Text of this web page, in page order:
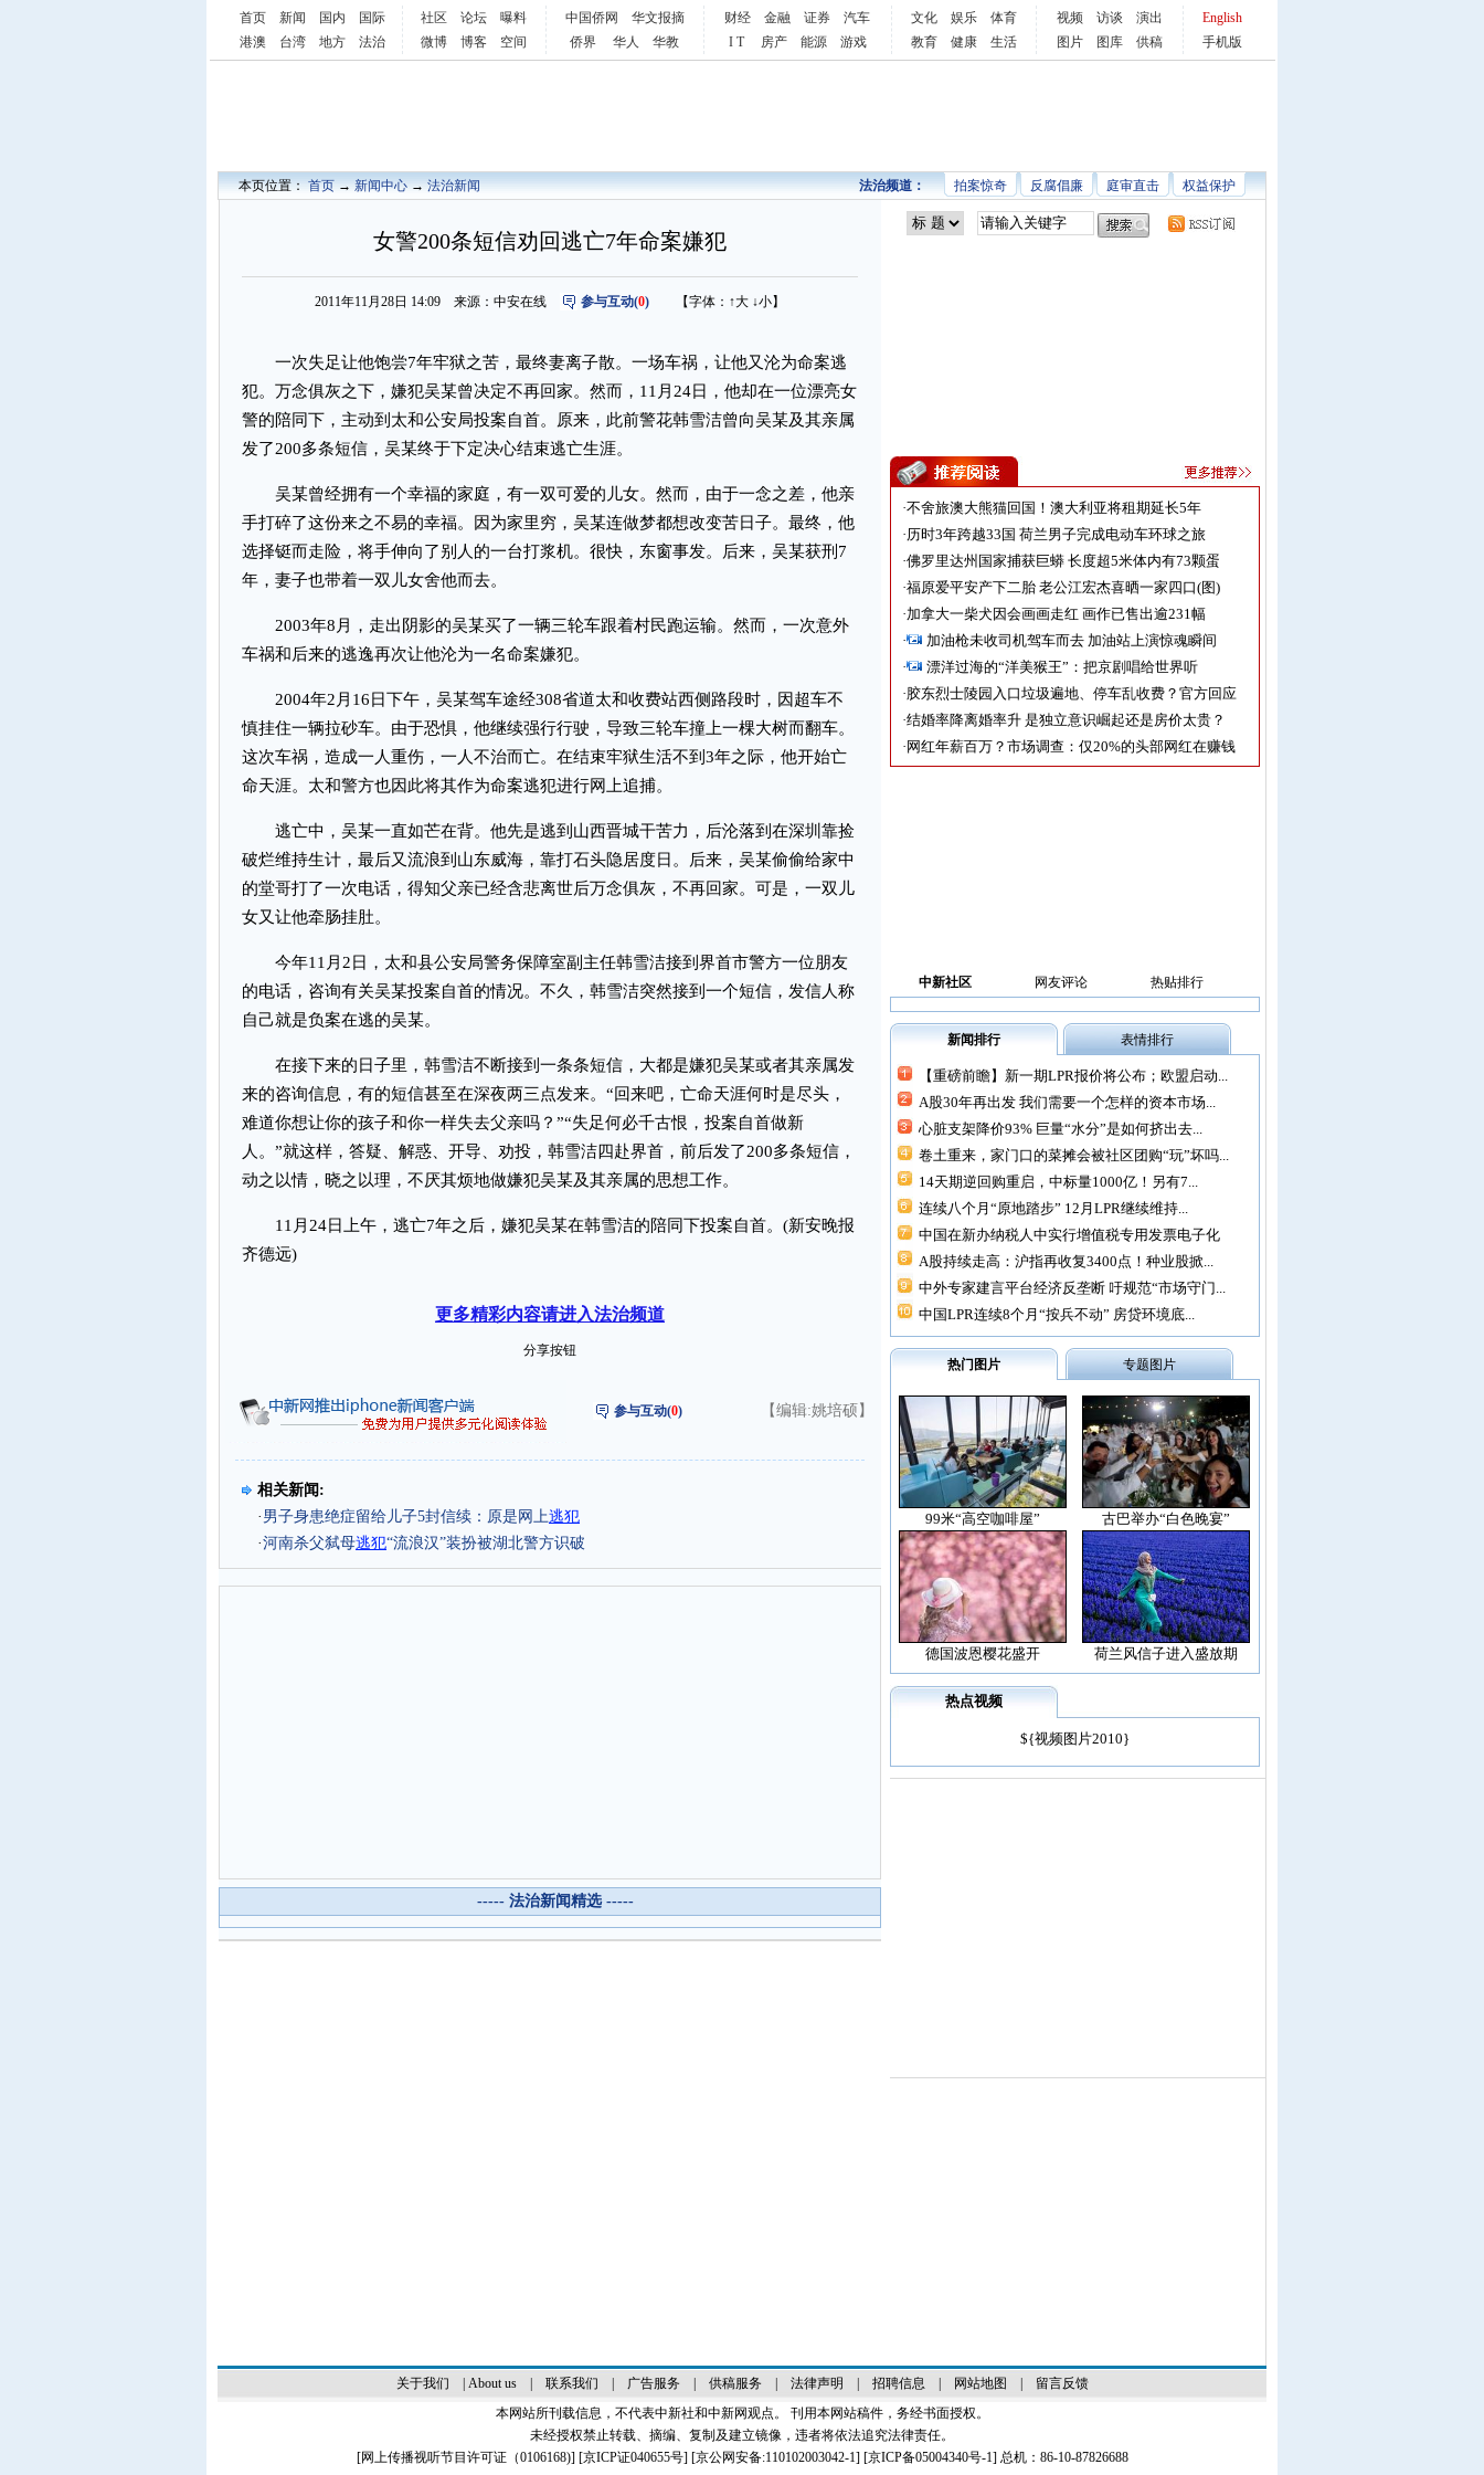
首页 新闻 国内
国际
港澳
台湾 地方 法治
社区 论坛
曝料
微博
博客 空间
中国侨网
华文报摘
侨界
华人 华教
财经 金融 证券
汽车
I T
房产 能源 游戏
文化 娱乐
体育
教育
健康 生活
视频 访谈
演出
图片
图库 供稿
English
手机版
本页位置：首页→新闻中心→法治新闻 权益保护
庭审直击
反腐倡廉
拍案惊奇
法治频道：
女警200条短信劝回逃亡7年命案嫌犯
2011年11月28日 14:09 来源：中安在线 参与互动(0) 【字体： ↑大 ↓小】
一次失足让他饱尝7年牢狱之苦，最终妻离子散。一场车祸，让他又沦为命案逃
犯。万念俱灰之下，嫌犯吴某曾决定不再回家。然而，11月24日，他却在一位漂亮女
警的陪同下，主动到太和公安局投案自首。原来，此前警花韩雪洁曾向吴某及其亲属
发了200多条短信，吴某终于下定决心结束逃亡生涯。
吴某曾经拥有一个幸福的家庭，有一双可爱的儿女。然而，由于一念之差，他亲
手打碎了这份来之不易的幸福。因为家里穷，吴某连做梦都想改变苦日子。最终，他
选择铤而走险，将手伸向了别人的一台打浆机。很快，东窗事发。后来，吴某获刑7
年，妻子也带着一双儿女舍他而去。
2003年8月，走出阴影的吴某买了一辆三轮车跟着村民跑运输。然而，一次意外
车祸和后来的逃逸再次让他沦为一名命案嫌犯。
2004年2月16日下午，吴某驾车途经308省道太和收费站西侧路段时，因超车不
慎挂住一辆拉砂车。由于恐惧，他继续强行行驶，导致三轮车撞上一棵大树而翻车。
这次车祸，造成一人重伤，一人不治而亡。在结束牢狱生活不到3年之际，他开始亡
命天涯。太和警方也因此将其作为命案逃犯进行网上追捕。
逃亡中，吴某一直如芒在背。他先是逃到山西晋城干苦力，后沦落到在深圳靠捡
破烂维持生计，最后又流浪到山东威海，靠打石头隐居度日。后来，吴某偷偷给家中
的堂哥打了一次电话，得知父亲已经含悲离世后万念俱灰，不再回家。可是，一双儿
女又让他牵肠挂肚。
今年11月2日，太和县公安局警务保障室副主任韩雪洁接到界首市警方一位朋友
的电话，咨询有关吴某投案自首的情况。不久，韩雪洁突然接到一个短信，发信人称
自己就是负案在逃的吴某。
在接下来的日子里，韩雪洁不断接到一条条短信，大都是嫌犯吴某或者其亲属发
来的咨询信息，有的短信甚至在深夜两三点发来。“回来吧，亡命天涯何时是尽头，
难道你想让你的孩子和你一样失去父亲吗？”“失足何必千古恨，投案自首做新
人。”就这样，答疑、解惑、开导、劝投，韩雪洁四赴界首，前后发了200多条短信，
动之以情，晓之以理，不厌其烦地做嫌犯吴某及其亲属的思想工作。
11月24日上午，逃亡7年之后，嫌犯吴某在韩雪洁的陪同下投案自首。(新安晚报
齐德远)
更多精彩内容请进入法治频道
分享按钮
参与互动(0) 【编辑:姚培硕】
相关新闻:
· 男子身患绝症留给儿子5封信续：原是网上逃犯
·河南杀父弑母逃犯“流浪汉”装扮被湖北警方识破
----- 法治新闻精选 -----
·不舍旅澳大熊猫回国！澳大利亚将租期延长5年
·历时3年跨越33国 荷兰男子完成电动车环球之旅
·佛罗里达州国家捕获巨蟒 长度超5米体内有73颗蛋
·福原爱平安产下二胎 老公江宏杰喜晒一家四口(图)
·加拿大一柴犬因会画画走红 画作已售出逾231幅
·
加油枪未收司机驾车而去 加油站上演惊魂瞬间
·
漂洋过海的“洋美猴王”：把京剧唱给世界听
·胶东烈士陵园入口垃圾遍地、停车乱收费？官方回应
·结婚率降离婚率升 是独立意识崛起还是房价太贵？
· 网红年薪百万？市场调查：仅20%的头部网红在赚钱
中新社区 网友评论 热贴排行
新闻排行 表情排行
【重磅前瞻】新一期LPR报价将公布；欧盟启动...
A股30年再出发 我们需要一个怎样的资本市场...
心脏支架降价93% 巨量“水分”是如何挤出去...
卷土重来，家门口的菜摊会被社区团购“玩”坏吗...
14天期逆回购重启，中标量1000亿！另有7...
连续八个月“原地踏步” 12月LPR继续维持...
中国在新办纳税人中实行增值税专用发票电子化
A股持续走高：沪指再收复3400点！种业股掀...
中外专家建言平台经济反垄断 吁规范“市场守门...
中国LPR连续8个月“按兵不动” 房贷环境底...
热门图片 专题图片
99米“高空咖啡屋” 古巴举办“白色晚宴”
德国波恩樱花盛开 荷兰风信子进入盛放期
热点视频
${视频图片2010}
关于我们 About us| 联系我们 广告服务| 供稿服务| 法律声明 招聘信息 网站地图
留言反馈
本网站所刊载信息，不代表中新社和中新网观点。 刊用本网站稿件，务经书面授权。
未经授权禁止转载、摘编、复制及建立镜像，违者将依法追究法律责任。
[网上传播视听节目许可证（0106168)] [京ICP证040655号] [京公网安备:110102003042-1] [京ICP备05004340号-1] 总机：86-10-87826688